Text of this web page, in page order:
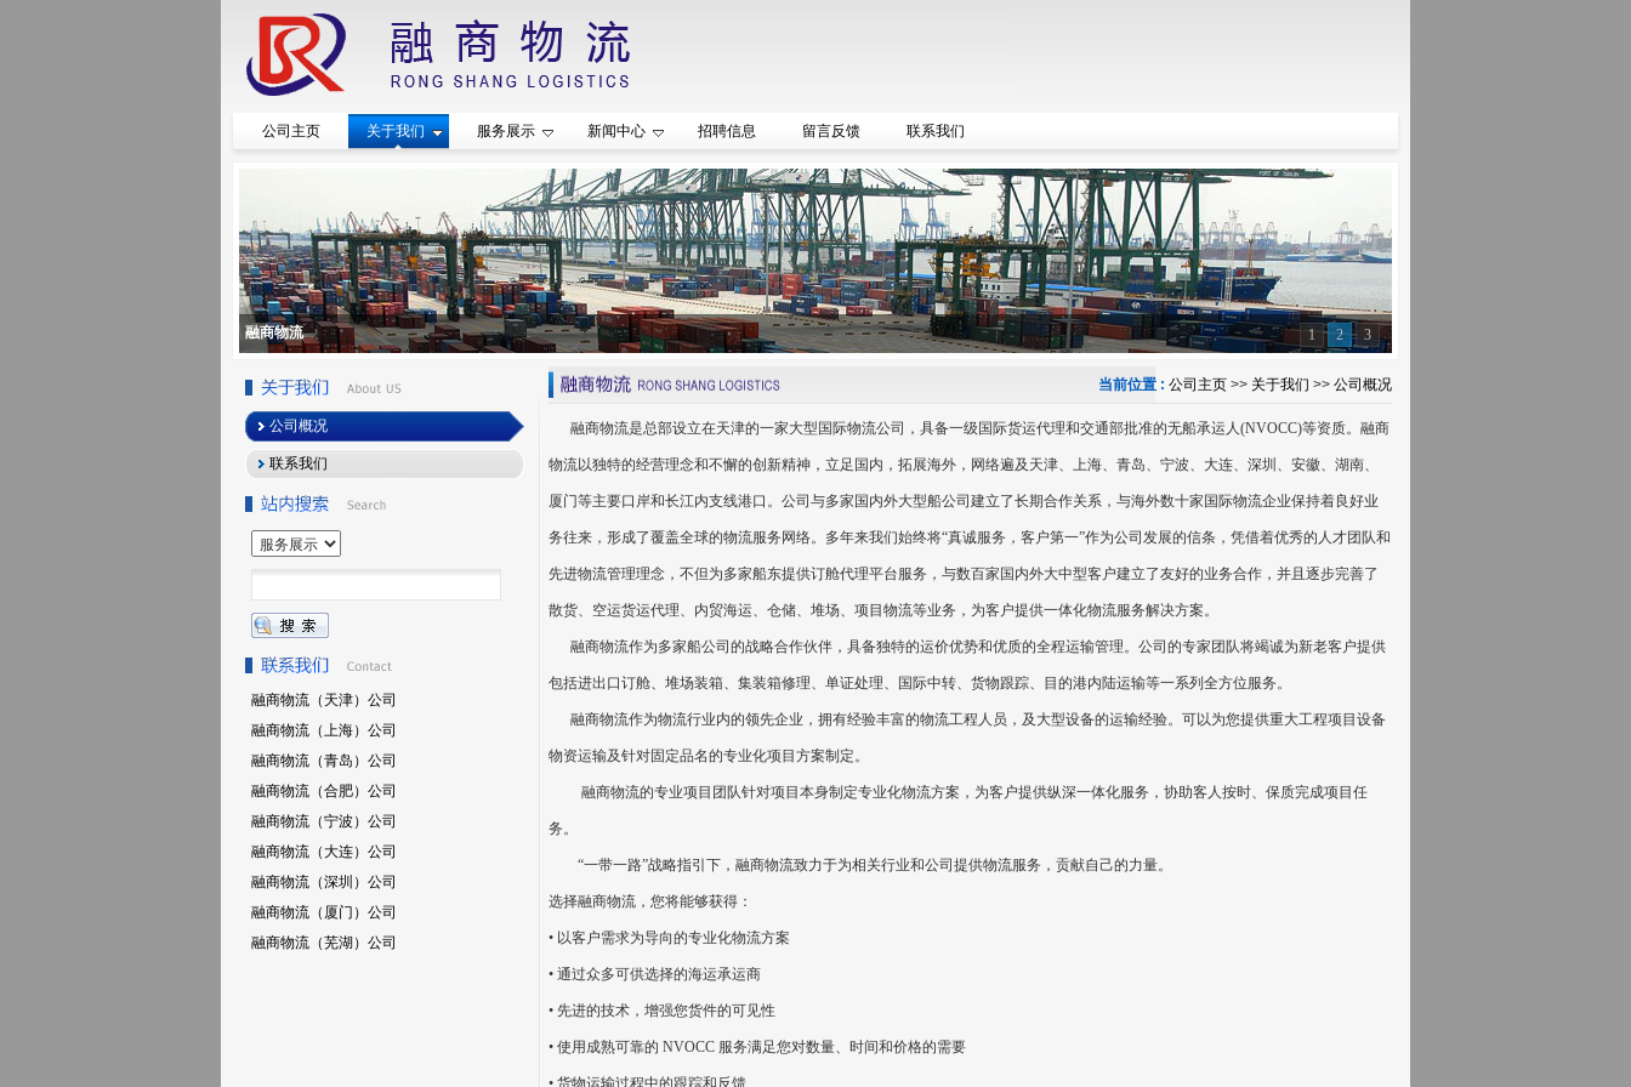
公司主页 关于我们 服务展示 新闻中心 招聘信息 留言反馈 联系我们
融商物流 1 2 3
当前位置 : 公司主页 >> 关于我们 >> 公司概况
融商物流是总部设立在天津的一家大型国际物流公司，具备一级国际货运代理和交通部批准的无船承运人(NVOCC)等资质。融商
物流以独特的经营理念和不懈的创新精神，立足国内，拓展海外，网络遍及天津、上海、青岛、宁波、大连、深圳、安徽、湖南、
厦门等主要口岸和长江内支线港口。公司与多家国内外大型船公司建立了长期合作关系，与海外数十家国际物流企业保持着良好业
务往来，形成了覆盖全球的物流服务网络。多年来我们始终将“真诚服务，客户第一”作为公司发展的信条，凭借着优秀的人才团队和
先进物流管理理念，不但为多家船东提供订舱代理平台服务，与数百家国内外大中型客户建立了友好的业务合作，并且逐步完善了
散货、空运货运代理、内贸海运、仓储、堆场、项目物流等业务，为客户提供一体化物流服务解决方案。
融商物流作为多家船公司的战略合作伙伴，具备独特的运价优势和优质的全程运输管理。公司的专家团队将竭诚为新老客户提供
包括进出口订舱、堆场装箱、集装箱修理、单证处理、国际中转、货物跟踪、目的港内陆运输等一系列全方位服务。
融商物流作为物流行业内的领先企业，拥有经验丰富的物流工程人员，及大型设备的运输经验。可以为您提供重大工程项目设备
物资运输及针对固定品名的专业化项目方案制定。
融商物流的专业项目团队针对项目本身制定专业化物流方案，为客户提供纵深一体化服务，协助客人按时、保质完成项目任
务。
“一带一路”战略指引下，融商物流致力于为相关行业和公司提供物流服务，贡献自己的力量。
选择融商物流，您将能够获得：
• 以客户需求为导向的专业化物流方案
• 通过众多可供选择的海运承运商
• 先进的技术，增强您货件的可见性
• 使用成熟可靠的 NVOCC 服务满足您对数量、时间和价格的需要
• 货物运输过程中的跟踪和反馈
公司概况
联系我们
融商物流（天津）公司
融商物流（上海）公司
融商物流（青岛）公司
融商物流（合肥）公司
融商物流（宁波）公司
融商物流（大连）公司
融商物流（深圳）公司
融商物流（厦门）公司
融商物流（芜湖）公司